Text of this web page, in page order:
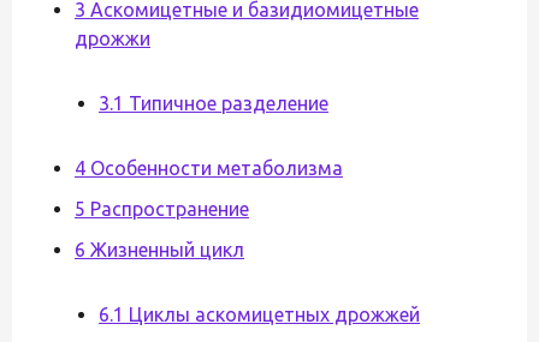
3 Аскомицетные и базидиомицетные
дрожжи
3.1 Типичное разделение
4 Особенности метаболизма
5 Распространение
6 Жизненный цикл
6.1 Циклы аскомицетных дрожжей